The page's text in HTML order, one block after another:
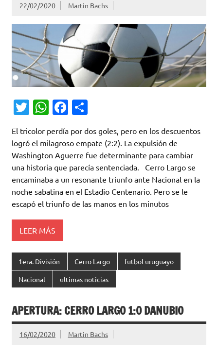
22/02/2020 Martin Bachs
T
it
te
r
W
at
s
A
p
p
Fa
e
b
o
o
k
m
p
ar
ti
r
El tricolor perdía por dos goles, pero en los descuentos
logró el milagroso empate (2:2). La expulsión de
Washington Aguerre fue determinante para cambiar
una historia que parecía sentenciada. Cerro Largo se
encaminaba a un resonante triunfo ante Nacional en la
noche sabatina en el Estadio Centenario. Pero se le
escapó el triunfo de las manos en los minutos
LEER MÁS
1era. División Cerro Largo futbol uruguayo
Nacional ultimas noticias
APERTURA: CERRO LARGO 1:0 DANUBIO
16/02/2020 Martin Bachs